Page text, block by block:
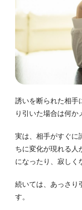
誘いを断られた相手
り引いた場合は何か
実は、相手がすぐに
ちに変化が現れる人
になったり、寂しく
続いては、あっさり
す。